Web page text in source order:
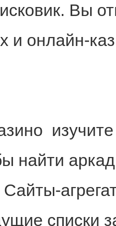
Вы
и онлайн-
найти
списки